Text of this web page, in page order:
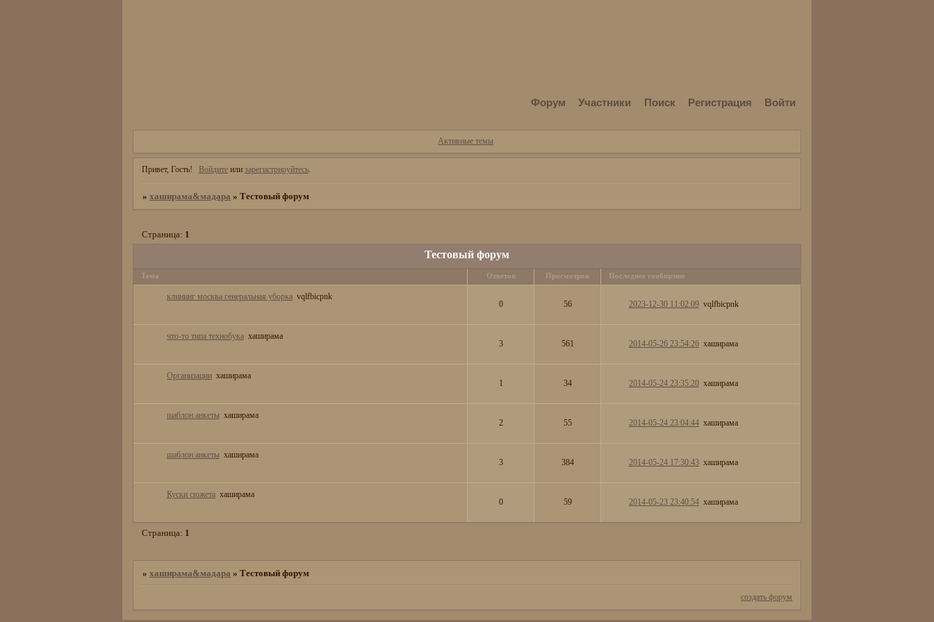
Форум Участники Поиск Регистрация Войти
Активные темы
Привет, Гость! Войдитеили зарегистрируйтесь.
» хаширама&мадара » Тестовый форум
Тестовый форум
Страница: 1
Тема Ответов Просмотров Последнее сообщение
клининг москва генеральная уборка vqlfbicpnk
0 56 2023-12-30 11:02:09 vqlfbicpnk
что-то типа технобука хаширама
3 561 2014-05-26 23:54:26 хаширама
Организации хаширама
1 34 2014-05-24 23:35:20 хаширама
шаблон анкеты хаширама
2 55 2014-05-24 23:04:44 хаширама
шаблон анкеты хаширама
3 384 2014-05-24 17:30:43 хаширама
Куски сюжета хаширама
0 59 2014-05-23 23:40:54 хаширама
Страница: 1
» хаширама&мадара » Тестовый форум
создать форум